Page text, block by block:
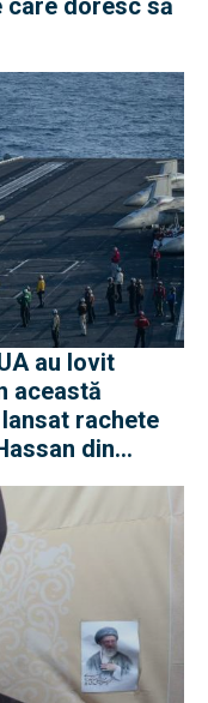
care doresc să
au lovit
această
rachete
din